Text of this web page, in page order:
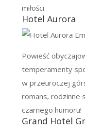
miłości.
Hotel Aurora
Powieść
temperamenty
w przeuroczej
romans, rodzinne
czarnego humoru!
Grand Hotel